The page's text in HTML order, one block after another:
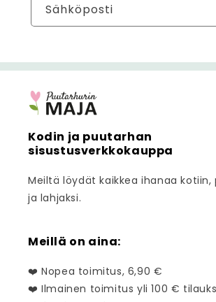
Sähköposti
Kodin ja puutarhan
sisustusverkkokauppa
Meiltä löydät kaikkea ihanaa
ja lahjaksi.
Meillä on aina:
❤️ Nopea toimitus, 6,90 €
❤️ Ilmainen toimitus yli 100 €